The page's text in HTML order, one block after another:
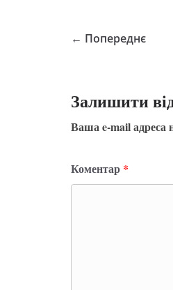
← Попереднє
Залишити
Ваша e-mail адреса
Коментар *